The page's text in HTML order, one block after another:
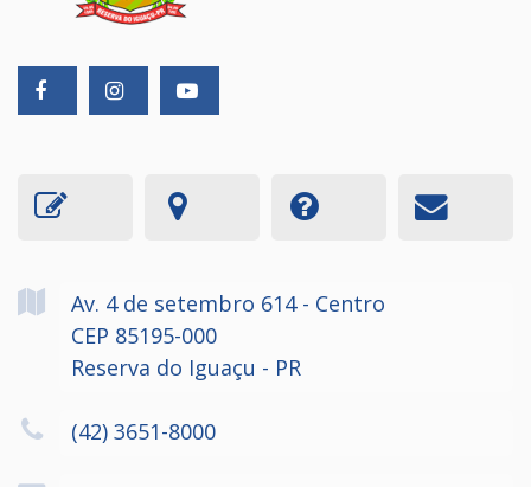
Av. 4 de setembro 614 - Centro
CEP 85195-000
Reserva do Iguaçu - PR
(42) 3651-8000